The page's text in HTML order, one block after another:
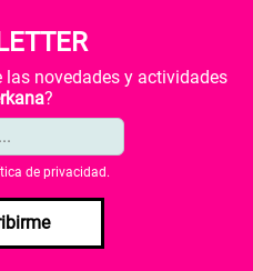
novedades y actividades
?
de privacidad .